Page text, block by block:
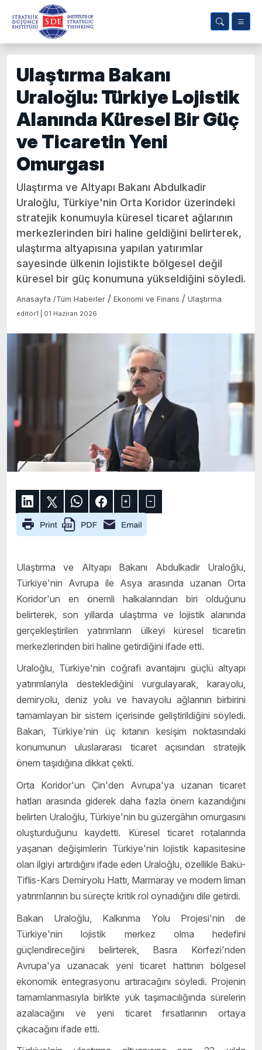
Ulaştırma Bakanı
Uraloğlu: Türkiye Lojistik
Alanında Küresel Bir Güç
ve Ticaretin Yeni
Omurgası
Ulaştırma ve Altyapı Bakanı Abdulkadir
Uraloğlu, Türkiye'nin Orta Koridor üzerindeki
stratejik konumuyla küresel ticaret ağlarının
merkezlerinden biri haline geldiğini belirterek,
ulaştırma altyapısına yapılan yatırımlar
sayesinde ülkenin lojistikte bölgesel değil
küresel bir güç konumuna yükseldiğini söyledi.
Anasayfa /Tüm Haberler / Ekonomi ve Finans / Ulaştırma
editör1 | 01 Haziran 2026
Ulaştırma ve Altyapı Bakanı Abdulkadir Uraloğlu,
Türkiye'nin Avrupa ile Asya arasında uzanan Orta
Koridor'un en önemli halkalarından biri olduğunu
belirterek, son yıllarda ulaştırma ve lojistik alanında
gerçekleştirilen yatırımların ülkeyi küresel ticaretin
merkezlerinden biri haline getirdiğini ifade etti.
Uraloğlu, Türkiye'nin coğrafi avantajını güçlü altyapı
yatırımlarıyla desteklediğini vurgulayarak, karayolu,
demiryolu, deniz yolu ve havayolu ağlarının birbirini
tamamlayan bir sistem içerisinde geliştirildiğini söyledi.
Bakan, Türkiye'nin üç kıtanın kesişim noktasındaki
konumunun uluslararası ticaret açısından stratejik
önem taşıdığına dikkat çekti.
Orta Koridor'un Çin'den Avrupa'ya uzanan ticaret
hatları arasında giderek daha fazla önem kazandığını
belirten Uraloğlu, Türkiye'nin bu güzergâhın omurgasını
oluşturduğunu kaydetti. Küresel ticaret rotalarında
yaşanan değişimlerin Türkiye'nin lojistik kapasitesine
olan ilgiyi artırdığını ifade eden Uraloğlu, özellikle Bakü-
Tiflis-Kars Demiryolu Hattı, Marmaray ve modern liman
yatırımlarının bu süreçte kritik rol oynadığını dile getirdi.
Bakan Uraloğlu, Kalkınma Yolu Projesi'nin de
Türkiye'nin lojistik merkez olma hedefini
güçlendireceğini belirterek, Basra Körfezi'nden
Avrupa'ya uzanacak yeni ticaret hattının bölgesel
ekonomik entegrasyonu artıracağını söyledi. Projenin
tamamlanmasıyla birlikte yük taşımacılığında sürelerin
azalacağını ve yeni ticaret fırsatlarının ortaya
çıkacağını ifade etti.